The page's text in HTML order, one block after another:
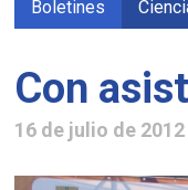
Boletines
Con
16 de julio de 2012